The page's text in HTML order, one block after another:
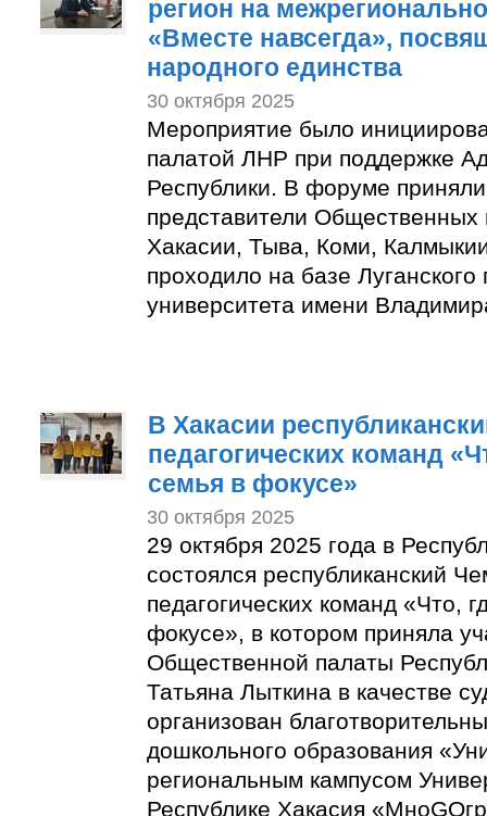
регион на
«Вместе навсегда»,
народного единства
30 октября 2025
Мероприятие было
палатой ЛНР при поддержке
Республики. В форуме
представители Общественных
Хакасии, Тыва, Коми,
проходило на базе Луганского
университета имени
В Хакасии
педагогических команд
семья в фокусе»
30 октября 2025
29 октября 2025 года в
состоялся республиканский
педагогических команд «Что,
фокусе», в котором приняла
Общественной палаты
Татьяна Лыткина в качестве
организован
дошкольного образования
региональным кампусом
Республике Хакасия